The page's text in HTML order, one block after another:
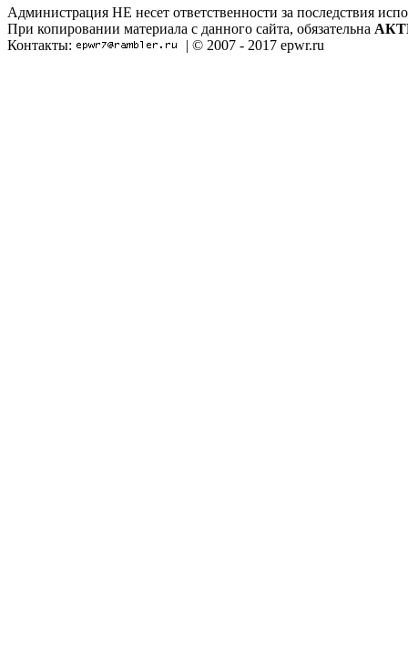
Администрация НЕ несет ответственности за последствия
При копировании материала с данного сайта, обязательна
Контакты:
| © 2007 - 2017 epwr.ru